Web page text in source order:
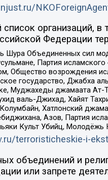
организаций, в
Федерации
Объединенных сил
Партия
Общество возрождения
государство, Джабха
Муджахеды джамаата
валь-Джихад, Хайят
Хатлонский
Азов, Партия
Культ Убийц, Молодёжь
terroristicheskie-i-
объединений и
или запрете